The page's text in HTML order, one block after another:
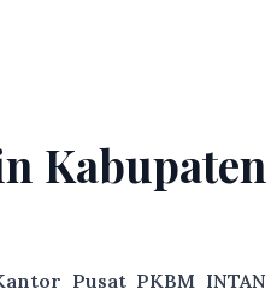
Kabupaten
Pusat PKBM INTAN